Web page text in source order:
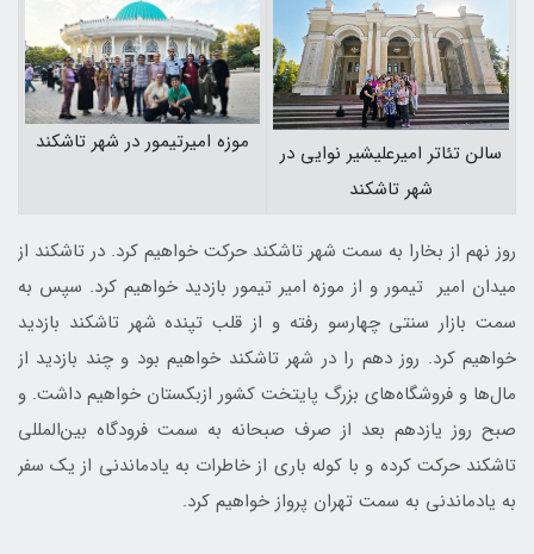
سالن تئاتر امیرعلیشیر نوایی در
شهر تاشکند
موزه امیرتیمور در شهر تاشکند
روز نهم از بخارا به سمت شهر تاشکند حرکت خواهیم کرد. در تاشکند از
میدان امیر تیمور و از موزه امیر تیمور بازدید خواهیم کرد. سپس به
سمت بازار سنتی چهارسو رفته و از قلب تپنده شهر تاشکند بازدید
خواهیم کرد. روز دهم را در شهر تاشکند خواهیم بود و چند بازدید از
مال‌ها و فروشگاه‌های بزرگ پایتخت کشور ازبکستان خواهیم داشت. و
صبح روز یازدهم بعد از صرف صبحانه به سمت فرودگاه بین‌المللی
تاشکند حرکت کرده و با کوله باری از خاطرات به یادماندنی از یک سفر
به یادماندنی به سمت تهران پرواز خواهیم کرد.